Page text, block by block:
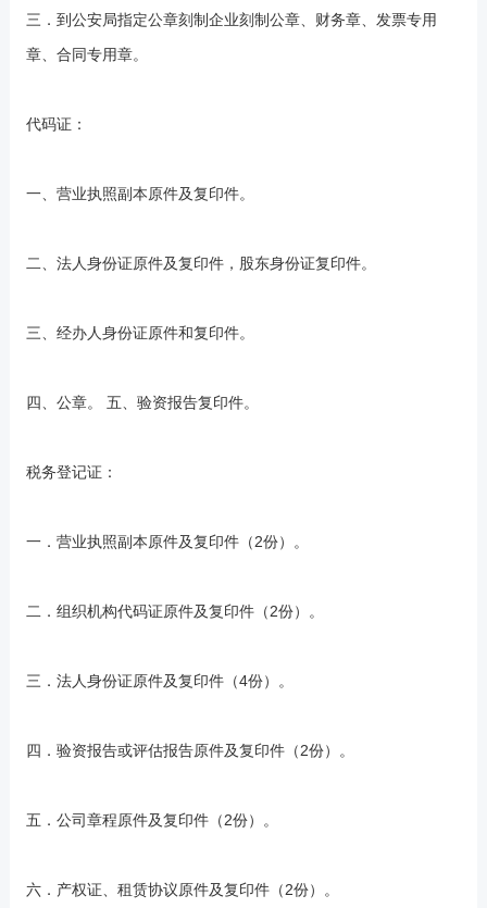
三．到公安局指定公章刻制企业刻制公章、财务章、发票专用
章、合同专用章。
代码证：
一、营业执照副本原件及复印件。
二、法人身份证原件及复印件，股东身份证复印件。
三、经办人身份证原件和复印件。
四、公章。 五、验资报告复印件。
税务登记证：
一．营业执照副本原件及复印件（2份）。
二．组织机构代码证原件及复印件（2份）。
三．法人身份证原件及复印件（4份）。
四．验资报告或评估报告原件及复印件（2份）。
五．公司章程原件及复印件（2份）。
六．产权证、租赁协议原件及复印件（2份）。